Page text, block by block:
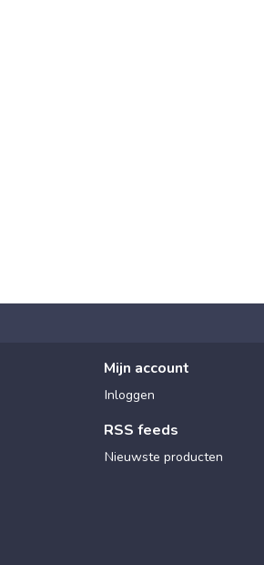
Mijn account
Inloggen
RSS feeds
Nieuwste producten